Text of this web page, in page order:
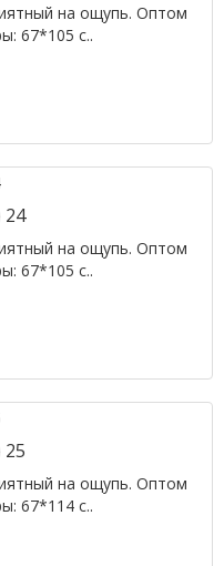
на ощупь. Оптом
67*105 с..
24
на ощупь. Оптом
67*105 с..
на ощупь. Оптом
67*114 с..